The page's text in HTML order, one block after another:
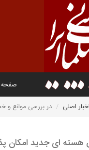
اخبار اصلی در بررسی موانع و
هسته ای جدید امکان